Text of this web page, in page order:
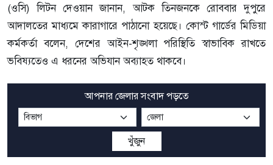
(ওসি) লিটন দেওয়ান জানান, আটক তিনজনকে রোববার দুপুরে
আদালতের মাধ্যমে কারাগারে পাঠানো হয়েছে। কোস্ট গার্ডের মিডিয়া
কর্মকর্তা বলেন, দেশের আইন-শৃঙ্খলা পরিস্থিতি স্বাভাবিক রাখতে
ভবিষ্যতেও এ ধরনের অভিযান অব্যাহত থাকবে।
আপনার জেলার সংবাদ পড়তে
খুঁজুন